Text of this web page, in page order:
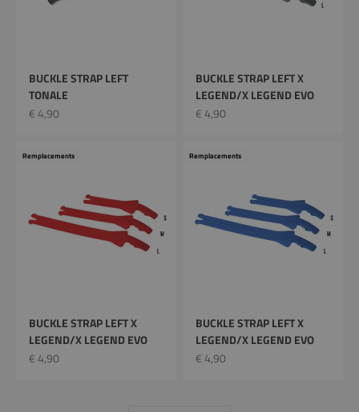
BUCKLE STRAP LEFT
TONALE
Prix remisé
€ 4,90
BUCKLE STRAP LEFT X
LEGEND/X LEGEND EVO
Prix remisé
€ 4,90
Remplacements
BUCKLE STRAP LEFT X
LEGEND/X LEGEND EVO
Prix remisé
€ 4,90
Remplacements
BUCKLE STRAP LEFT X
LEGEND/X LEGEND EVO
Prix remisé
€ 4,90